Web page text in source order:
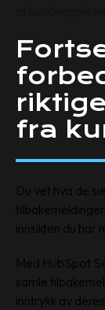
fra
Du vet hva de
innsikten du har
Med HubSpot
samle
inntrykk av